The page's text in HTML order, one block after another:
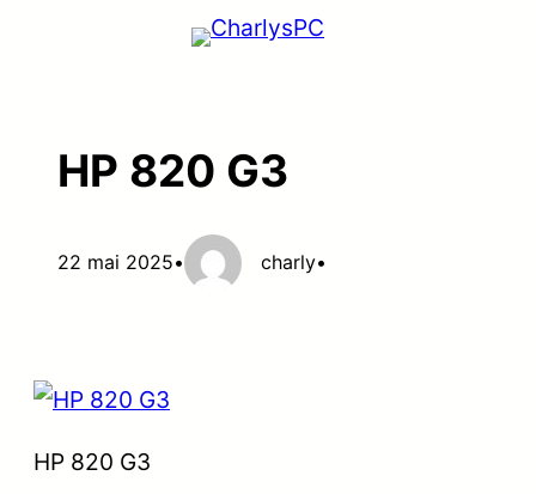
HP 820 G3
22 mai 2025• charly•
HP 820 G3